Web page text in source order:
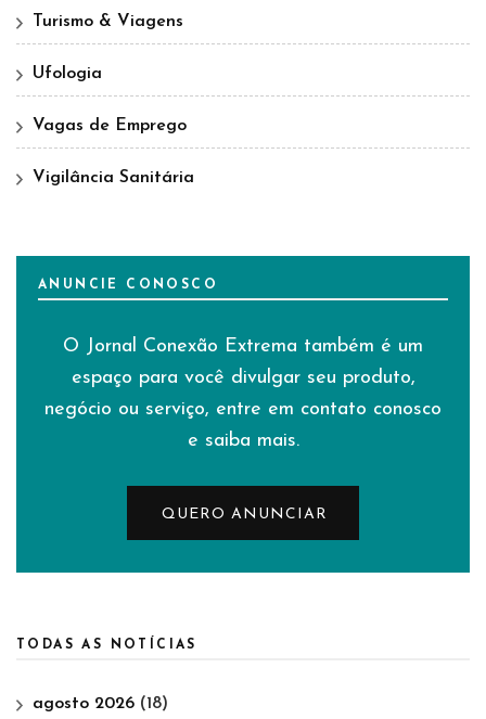
Turismo & Viagens
Ufologia
Vagas de Emprego
Vigilância Sanitária
ANUNCIE CONOSCO
O Jornal Conexão Extrema também é um
espaço para você divulgar seu produto,
negócio ou serviço, entre em contato conosco
e saiba mais.
QUERO ANUNCIAR
TODAS AS NOTÍCIAS
agosto 2026 (18)